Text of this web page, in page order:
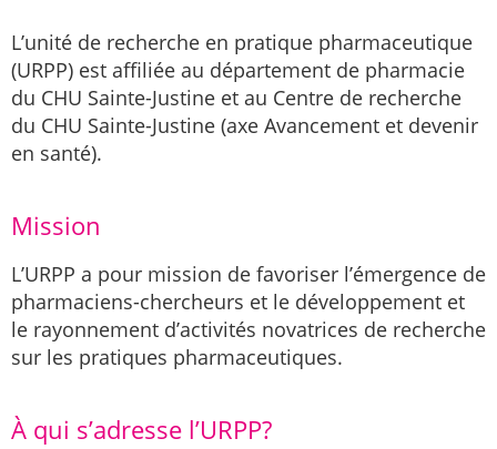
L’unité de recherche en pratique pharmaceutique
(URPP) est affiliée au département de pharmacie
du CHU Sainte-Justine et au Centre de recherche
du CHU Sainte-Justine (axe Avancement et devenir
en santé).
Mission
L’URPP a pour mission de favoriser l’émergence de
pharmaciens-chercheurs et le développement et
le rayonnement d’activités novatrices de recherche
sur les pratiques pharmaceutiques.
À qui s’adresse l’URPP?